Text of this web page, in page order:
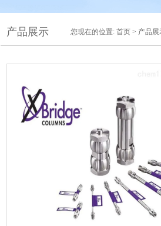
产品展示 您现在的位置: 首页 > 产品展